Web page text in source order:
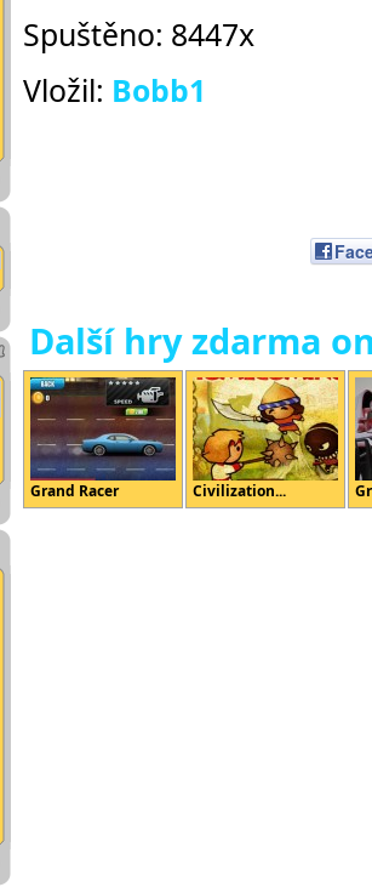
Spuštěno: 8447x
Vložil: Bobb1
Další hry zdarma
Grand Racer Civilization...